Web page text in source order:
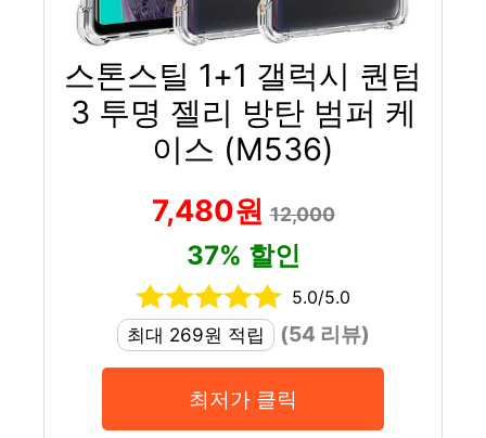
스톤스틸 1+1 갤럭시 퀀텀
3 투명 젤리 방탄 범퍼 케
이스 (M536)
7,480원12,000
37% 할인
5.0/5.0
최대 269원 적립
(54 리뷰)
최저가 클릭